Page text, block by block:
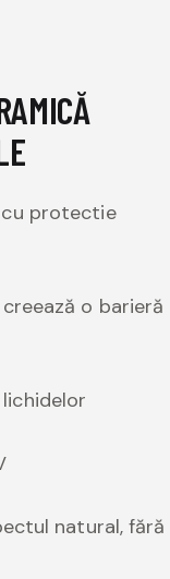
o barieră
natural, fără